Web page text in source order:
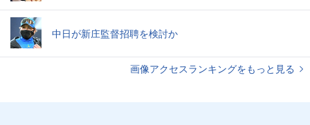
中日が新庄監督招聘を検討か
画像アクセスランキングをもっと見る